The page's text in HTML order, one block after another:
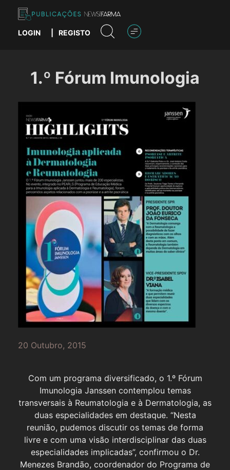
content
Publicações News Farma
LOGIN REGISTO
1.º Fórum Imunologia
20 Outubro, 2015
Com um programa diversificado, o 1.º Fórum
Imunologia Janssen contemplou temas
transversais à Reumatologia e à Dermatologia, as
duas especialidades em destaque. “Nesta
reunião, pudemos discutir os temas de forma
livre e com uma visão interdisciplinar das duas
especialidades implicadas”, confirmou o Dr.
Menezes Brandão, coordenador do Programa de